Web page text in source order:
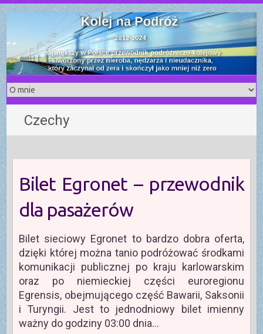
S
k
i
p
t
o
c
o
n
t
e
n
t
Czechy
Bilet Egronet – przewodnik
dla pasażerów
Bilet sieciowy Egronet to bardzo dobra oferta,
dzięki której można tanio podróżować środkami
komunikacji publicznej po kraju karlowarskim
oraz po niemieckiej części euroregionu
Egrensis, obejmującego część Bawarii, Saksonii
i Turyngii. Jest to jednodniowy bilet imienny
ważny do godziny 03:00 dnia…